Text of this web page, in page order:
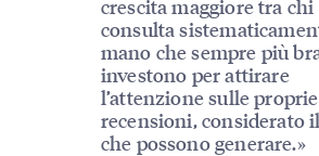
crescita maggiore tra chi
consulta
mano che sempre più
investono per attirare
l’attenzione sulle proprie
recensioni, considerato
che possono generare.»